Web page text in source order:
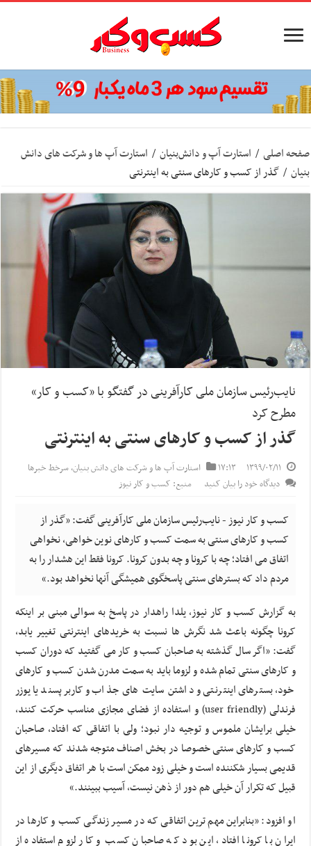
صفحه اصلی / استارت آپ‌ و دانش‌بنیان‌ / استارت آپ ها و شرکت های دانش
بنیان / گذر از کسب و کارهای سنتی به اینترنتی
نایب‌رئیس سازمان ملی کارآفرینی در گفتگو با «کسب و کار»
مطرح کرد
گذر از کسب و کارهای سنتی به اینترنتی
۱۳۹۹/۰۲/۱۱ ۱۷:۱۳ استارت آپ ها و شرکت های دانش بنیان,سرخط خبرها
دیدگاه خود را بیان کنید
منبع: کسب و کار نیوز
کسب و کار نیوز - نایب‌رئیس سازمان ملی کارآفرینی گفت: «گذر از
کسب و کارهای سنتی به سمت کسب و کارهای نوین خواهی، نخواهی
اتفاق می افتاد؛ چه با کرونا و چه بدون کرونا. کرونا فقط این هشدار را به
مردم داد که بسترهای سنتی پاسخگوی همیشگی آنها نخواهد بود.»
به گزارش کسب و کار نیوز، یلدا راهدار در پاسخ به سوالی مبنی بر اینکه
کرونا چگونه باعث شد نگرش ها نسبت به خریدهای اینترنتی تغییر یابد،
گفت: «اگر سال گذشته به صاحبان کسب و کار می گفتید که دوران کسب
و کارهای سنتی تمام شده و لزوما باید به سمت مدرن شدن کسب و کارهای
خود، بسترهای اینترنتی و داشتن سایت های جذاب و کاربرپسند یا یوزر
فرندلی (user friendly) و استفاده از فضای مجازی مناسب حرکت کنند،
خیلی برایشان ملموس و توجیه دار نبود؛ ولی با اتفاقی که افتاد، صاحبان
کسب و کارهای سنتی خصوصا در بخش اصناف متوجه شدند که مسیرهای
قدیمی بسیار شکننده است و خیلی زود ممکن است با هر اتفاق دیگری از این
قبیل که تکرار آن خیلی هم دور از ذهن نیست، آسیب ببینند.»
او افزود: «بنابراین مهم ترین اتفاقی که در مسیر زندگی کسب و کارها در
ایران با کرونا افتاد، این بود که صاحبان کسب و کار لزوم استفاده از